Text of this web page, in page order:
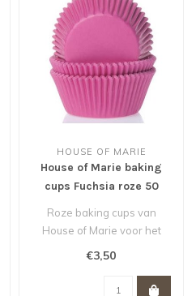
HOUSE OF MARIE
House of Marie baking
cups Fuchsia roze 50
Roze baking cups van
House of Marie voor het
bakken van cupcakes,
€3,50